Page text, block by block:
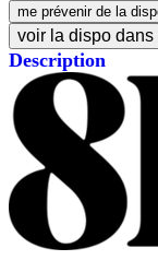
me prévenir de la
voir la dispo dans
Description